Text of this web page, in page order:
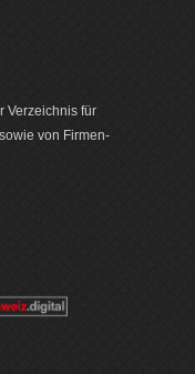
Verzeichnis für
von Firmen­